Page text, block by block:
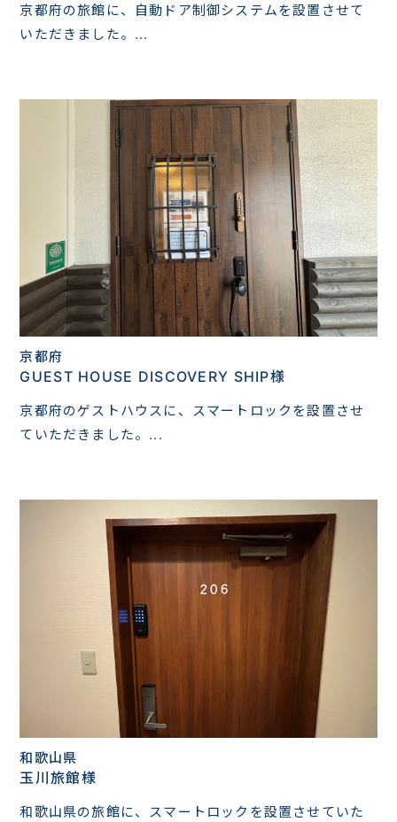
京都府の旅館に、自動ドア制御システムを設置させて
いただきました。...
京都府
GUEST HOUSE DISCOVERY SHIP様
京都府のゲストハウスに、スマートロックを設置させ
ていただきました。...
和歌山県
玉川旅館様
和歌山県の旅館に、スマートロックを設置させていた